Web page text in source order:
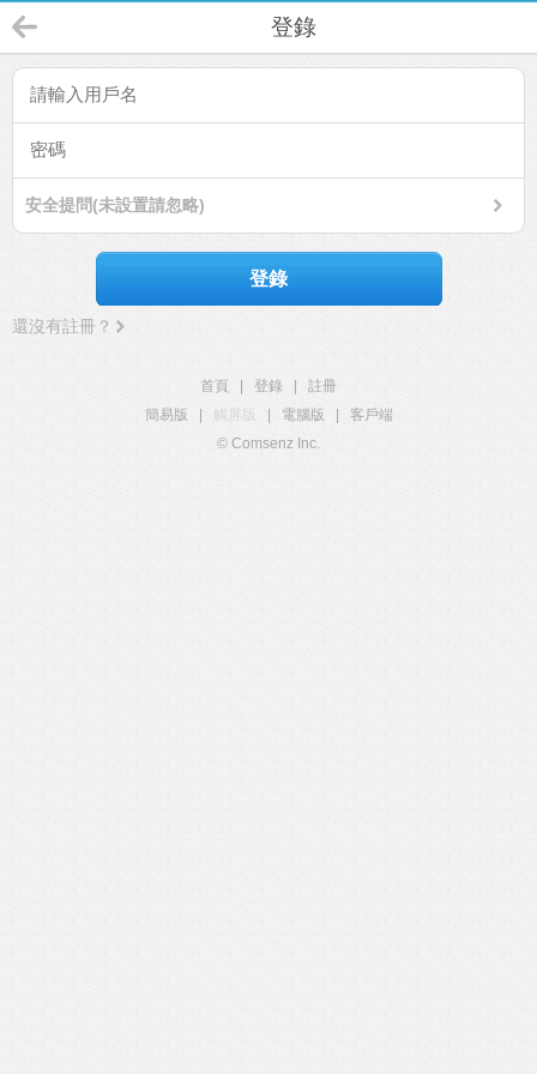
登錄
安全提問(未設置請忽略)
登錄
還沒有註冊？
首頁 登錄
註冊
簡易版
觸屏版 電腦版
客戶端
© Comsenz Inc.